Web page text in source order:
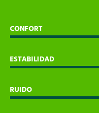
CONFORT
ESTABILIDAD
RUIDO